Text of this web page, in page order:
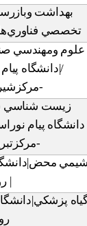
بهداشت
تخصصي
علوم ومهندسي
/|دانشگاه
-
زيست شناسي
دانشگاه پيام
-
شيمي
|